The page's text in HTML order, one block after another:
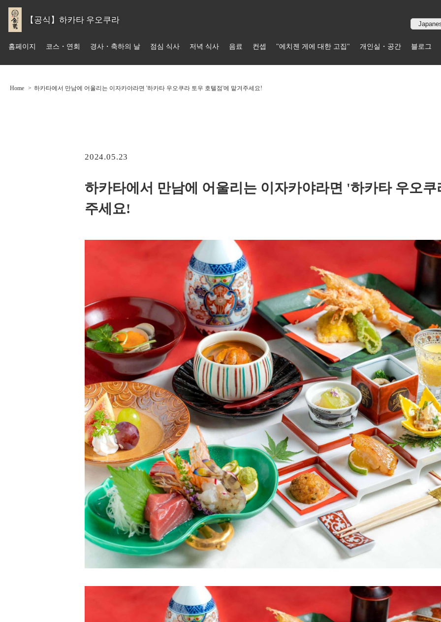
【공식】하카타 우오쿠라
홈페이지 코스・연회 경사・축하의 날 점심 식사 저녁 식사 음료 컨셉 "에치젠 게에 대한 고집" 개인실・공간 블로그
Home 하카타에서 만남에 어울리는 이자카야라면 '하카타 우오쿠라 토우 호텔점'에 맡겨주세요!
2024.05.23
하카타에서 만남에 어울리는 이자카야라면 '하카타 우오
주세요!